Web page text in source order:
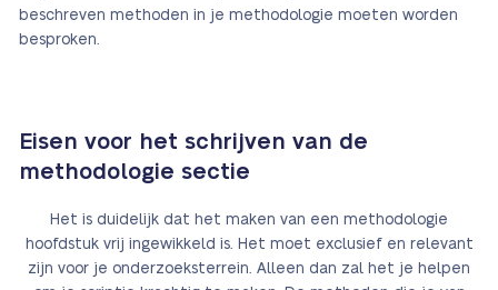
beschreven methoden in je methodologie moeten worden
besproken.
Eisen voor het schrijven van de
methodologie sectie
Het is duidelijk dat het maken van een methodologie
hoofdstuk vrij ingewikkeld is. Het moet exclusief en relevant
zijn voor je onderzoeksterrein. Alleen dan zal het je helpen